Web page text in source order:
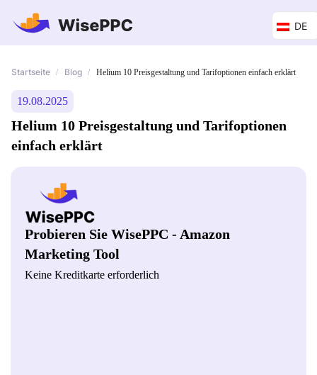
DE
Startseite / Blog / Helium 10 Preisgestaltung und Tarifoptionen einfach erklärt
19.08.2025
Helium 10 Preisgestaltung und Tarifoptionen
einfach erklärt
Probieren Sie WisePPC - Amazon
Marketing Tool
Keine Kreditkarte erforderlich